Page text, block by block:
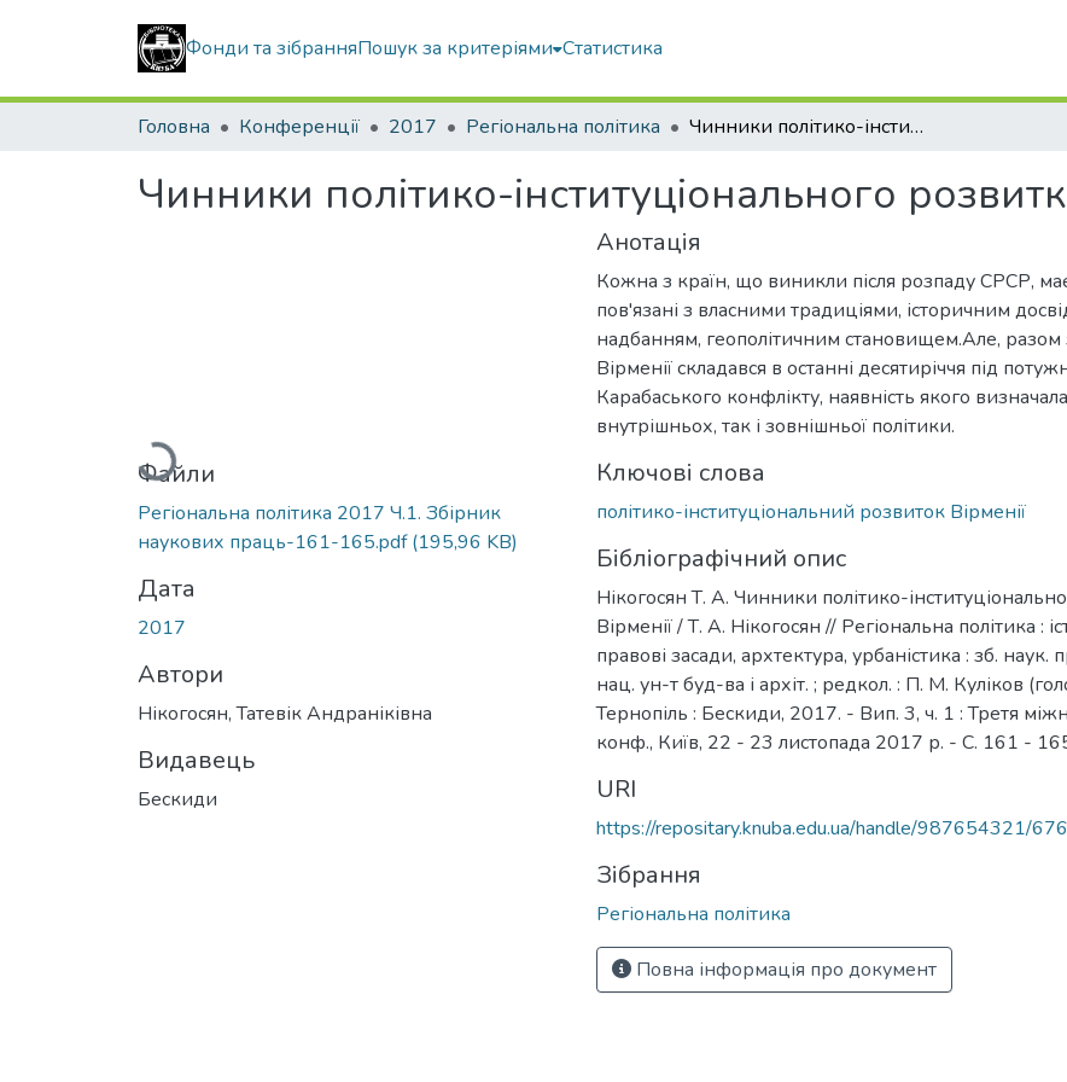
Фонди та зібранняПошук за критеріями Статистика
Головна Конференції 2017 Регіональна політика Чинники політико-інституціонального розвитку сучасної Вірменії
Чинники політико-інституціонального
Вантажиться...
Файли
Регіональна політика 2017 Ч.1. Збірник
наукових праць-161-165.pdf(195,96 KB)
Дата
2017
Автори
Нікогосян, Татевік Андраніківна
Видавець
Бескиди
Анотація
Кожна з країн, що виникли після розпаду СРСР, має
пов'язані з власними традиціями, історичним
надбанням, геополітичним становищем.Але,
Вірменії складався в останні десятиріччя під
Карабаського конфлікту, наявність якого
внутрішньох, так і зовнішньої політики.
Ключові слова
політико-інституціональний розвиток Вірменії
Бібліографічний опис
Нікогосян Т. А. Чинники політико-
Вірменії / Т. А. Нікогосян // Регіональна політика :
правові засади, архтектура, урбаністика : зб. наук.
нац. ун-т буд-ва і архіт. ; редкол. : П. М. Куліков
Тернопіль : Бескиди, 2017. - Вип. 3, ч. 1 : Третя
конф., Київ, 22 - 23 листопада 2017 р. - С. 161 -
URI
https://repositary.knuba.edu.ua/handle/987654321/
Зібрання
Регіональна політика
Повна інформація про документ